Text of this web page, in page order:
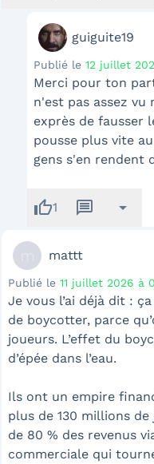
guiguite19
Publié le 12 juillet
Merci pour ton
n'est pas assez
exprès de fausser
pousse plus vite
gens s'en rendent
thumb_up1 message arrow_drop_down
mattt
Publié le 11 juillet 2026 à
Je vous l’ai déjà dit :
de boycotter, parce
joueurs. L’effet du
d’épée dans l’eau.
Ils ont un empire
plus de 130 millions
de 80 % des revenus
commerciale qui